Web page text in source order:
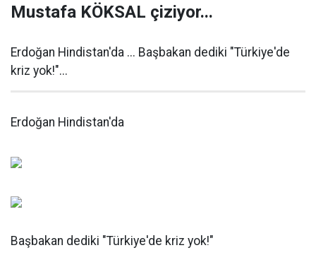
Mustafa KÖKSAL çiziyor...
Erdoğan Hindistan'da ... Başbakan dediki "Türkiye'de
kriz yok!"...
Erdoğan Hindistan'da
Başbakan dediki "Türkiye'de kriz yok!"